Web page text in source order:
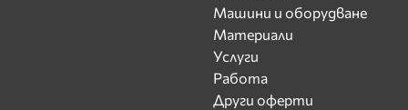
Машини и оборудване
Материали
Услуги
Работа
Други оферти